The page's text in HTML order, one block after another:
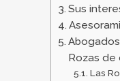
Sus
Rozas de
Las